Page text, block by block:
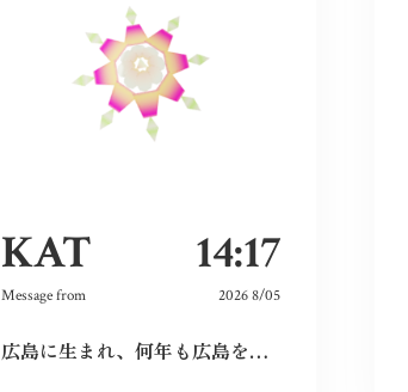
KAT 14:17
Message from 2026 8/05
広島に生まれ、何年も広島を離れて過ごしたけれど、なぜか、常に広島に対する想いは持ち続けていた。